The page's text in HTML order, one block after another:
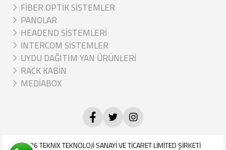
FİBER OPTİK SİSTEMLER
PANOLAR
HEADEND SİSTEMLERİ
İNTERCOM SİSTEMLER
UYDU DAĞITIM YAN ÜRÜNLERİ
RACK KABİN
MEDİABOX
© 2026TEKNİX TEKNOLOJİ SANAYİ VE TİCARET LİMİTED ŞİRKETİ